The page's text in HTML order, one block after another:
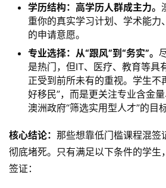
碎
推
关
于
&
登录 注册
学历结构：高学历人群成主力。
重你的真实学习计划、学术能力
的申请意愿。
专业选择：从“跟风”到“务实”。
是热门，但IT、医疗、教育等具
正受到前所未有的重视。学生不
好移民”，而是更关注专业含金
澳洲政府“筛选实用型人才”的目
核心结论： 那些想靠低门槛课程混签
彻底堵死。只有满足以下条件的学生
签证：